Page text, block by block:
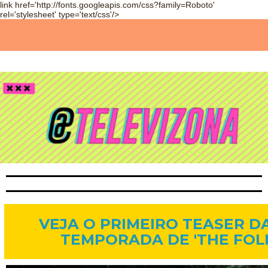
link href='http://fonts.googleapis.com/css?family=Roboto'
rel='stylesheet' type='text/css'/>
VEJA O PRIMEIRO TEASER
TEMPORADA DE 'THE